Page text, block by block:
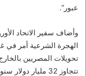
عبور”.
وأضاف سفير الاتحاد
الهجرة الشرعية أمر في
تحويلات المصريين
تتجاوز 32 مليار دولار سنويًا.